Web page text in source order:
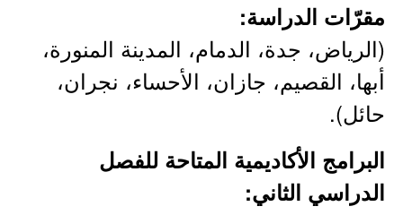
مقرّات الدراسة:
(الرياض، جدة، الدمام، المدينة المنورة،
أبها، القصيم، جازان، الأحساء، نجران،
حائل).
البرامج الأكاديمية المتاحة للفصل
الدراسي الثاني: